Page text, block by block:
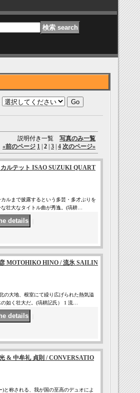
説明付き一覧 写真のみ一覧
«前のページ 1 2 3 4 次のページ»
カルテット ISAO SUZUKI QUART
ルまで披露するという多芸・多才ぶりを
壮大なタイトル曲が秀逸。(塙耕…
彦 MOTOHIKO HINO / 流氷 SAILIN
の大地、根室にて繰り広げられた熱気溢
如く壮大だ。(塙耕記氏） 1 流…
光 & 中牟礼 貞則 / CONVERSATIO
と称される、我が国の至高のデュオによ